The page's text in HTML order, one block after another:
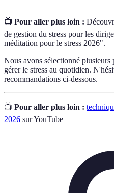
📺 Pour aller plus loin :
de gestion du stress pour les
méditation pour le stress 2026".
Nous avons sélectionné plusieurs
gérer le stress au quotidien.
recommandations ci-dessous.
📺 Pour aller plus loin :
2026 sur YouTube